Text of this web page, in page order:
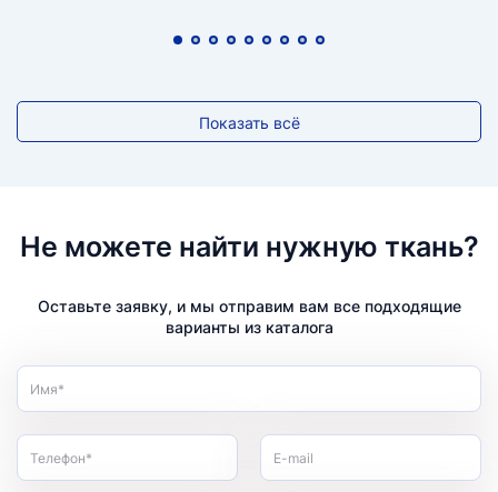
Показать всё
Не можете найти нужную ткань?
Оставьте заявку, и мы отправим вам все подходящие
варианты из каталога
Имя*
Телефон* E-mail